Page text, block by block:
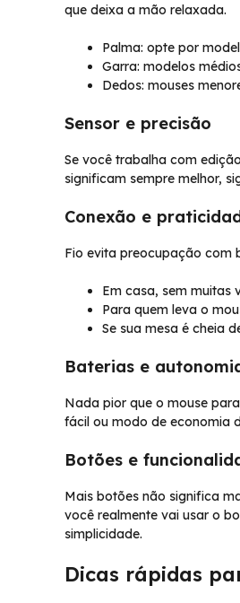
que deixa a mão relaxada.
Palma: opte por
Garra: modelos
Dedos: mouses
Sensor e precisão
Se você trabalha com
significam sempre melhor,
Conexão e
Fio evita preocupação com
Em casa, sem muitas
Para quem leva o
Se sua mesa é cheia
Baterias e
Nada pior que o mouse
fácil ou modo de economia
Botões e
Mais botões não significa
você realmente vai usar o
simplicidade.
Dicas rápidas